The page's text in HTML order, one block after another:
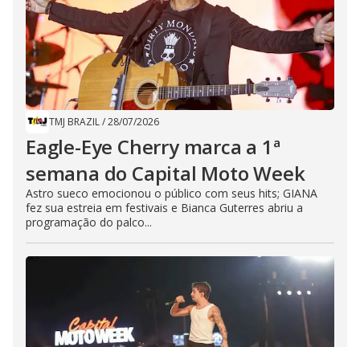
TMJ BRAZIL/28/07/2026
Eagle-Eye Cherry marca a 1ª
semana do Capital Moto Week
Astro sueco emocionou o público com seus hits; GIANA
fez sua estreia em festivais e Bianca Guterres abriu a
programação do palco...